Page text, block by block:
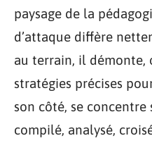
paysage de la
d’attaque diffère
au terrain, il démonte,
stratégies précises
son côté, se concentre
compilé, analysé,